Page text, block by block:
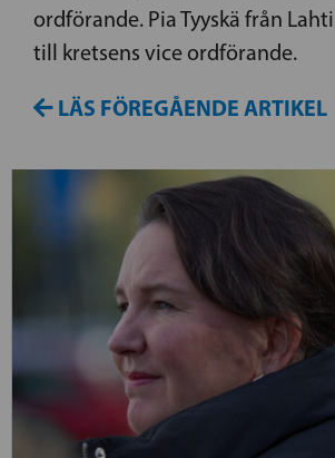
ordförande. Pia Tyyskä från
till kretsens vice ordförande.
LÄS FÖREGÅENDE ARTIKEL